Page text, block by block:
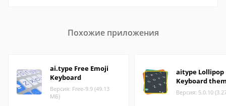
Похожие приложения
ai.type Free Emoji
Keyboard
Версия: Free-9.9 (49.13
МБ)
aitype Lollipop
Keyboard
Версия: 5.0.10